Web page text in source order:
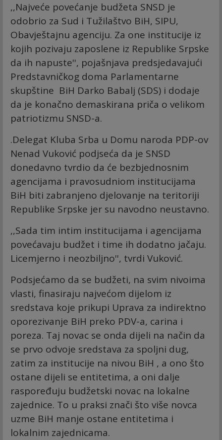
,,Najveće povećanje budžeta SNSD je
odobrio za Sud i Tužilaštvo BiH, SIPU,
Obavještajnu agenciju. Za one institucije iz
kojih pozivaju zaposlene iz Republike Srpske
da ih napuste'', pojašnjava predsjedavajući
Predstavničkog doma Parlamentarne
skupštine BiH Darko Babalj (SDS) i dodaje
da je konačno demaskirana priča o velikom
patriotizmu SNSD-a.
.Delegat Kluba Srba u Domu naroda PDP-ov
Nenad Vuković podjseća da je SNSD
donedavno tvrdio da će bezbjednosnim
agencijama i pravosudniom institucijama
BiH biti zabranjeno djelovanje na teritoriji
Republike Srpske jer su navodno neustavno.
,,Sada tim intim institucijama i agencijama
povećavaju budžet i time ih dodatno jačaju.
Licemjerno i neozbiljno'', tvrdi Vuković.
Podsjećamo da se budžeti, na svim nivoima
vlasti, finasiraju najvećom dijelom iz
sredstava koje prikupi Uprava za indirektno
oporezivanje BiH preko PDV-a, carina i
poreza. Taj novac se onda dijeli na način da
se prvo odvoje sredstava za spoljni dug,
zatim za institucije na nivou BiH , a ono što
ostane dijeli se entitetima, a oni dalje
raspoređuju budžetski novac na lokalne
zajednice. To u praksi znači što više novca
uzme BiH manje ostane entitetima i
lokalnim zajednicama.